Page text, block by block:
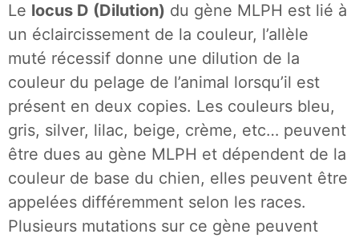
Le locus D (Dilution) du gène MLPH est lié à
un éclaircissement de la couleur, l’allèle
muté récessif donne une dilution de la
couleur du pelage de l’animal lorsqu’il est
présent en deux copies. Les couleurs bleu,
gris, silver, lilac, beige, crème, etc… peuvent
être dues au gène MLPH et dépendent de la
couleur de base du chien, elles peuvent être
appelées différemment selon les races.
Plusieurs mutations sur ce gène peuvent